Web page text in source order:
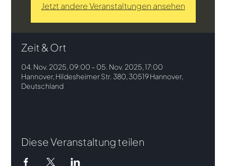
Jetzt andere Veranstaltungen ansehen
Zeit & Ort
04. Nov. 2025, 09:00 – 05. Nov. 2025, 17:00
Hannover, Hildesheimer Str. 380, 30519 Hannover,
Deutschland
Diese Veranstaltung teilen